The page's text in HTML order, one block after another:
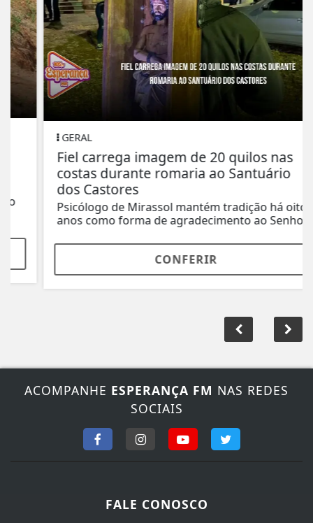
GERAL
Fiel carrega imagem de 20 quilos nas
costas durante romaria ao Santuário
dos Castores
Psicólogo de Mirassol mantém tradição há oito
anos como forma de agradecimento ao Senhor...
CONFERIR
ACOMPANHE ESPERANÇA FM NAS REDES
SOCIAIS
FALE CONOSCO